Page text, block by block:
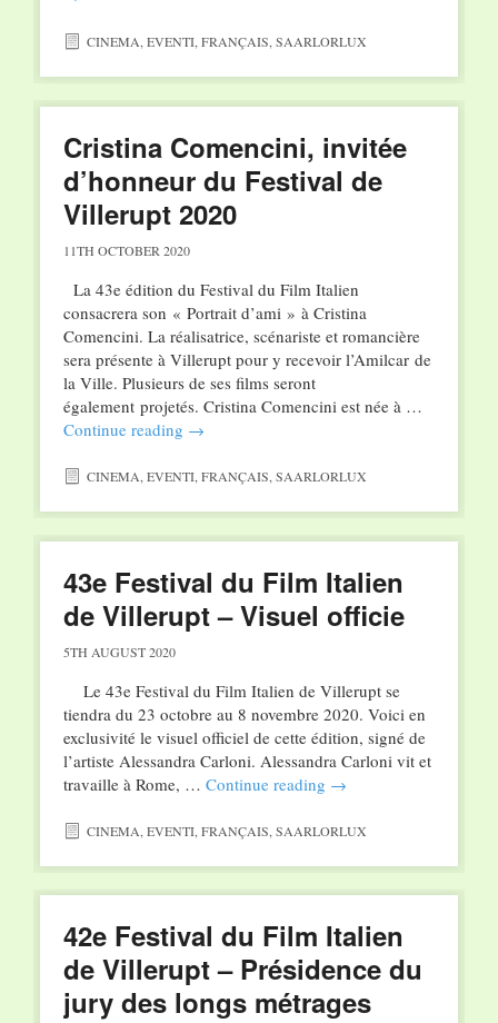
CINEMA,EVENTI,FRANÇAIS,SAARLORLUX
Cristina Comencini, invitée
d’honneur du Festival de
Villerupt 2020
11TH OCTOBER 2020
La 43e édition du Festival du Film Italien
consacrera son « Portrait d’ami » à Cristina
Comencini. La réalisatrice, scénariste et romancière
sera présente à Villerupt pour y recevoir l’Amilcar de
la Ville. Plusieurs de ses films seront
également projetés. Cristina Comencini est née à …
Continue reading →
CINEMA EVENTI, FRANÇAIS SAARLORLUX
43e Festival du Film Italien
de Villerupt – Visuel officie
5TH AUGUST 2020
Le 43e Festival du Film Italien de Villerupt se
tiendra du 23 octobre au 8 novembre 2020. Voici en
exclusivité le visuel officiel de cette édition, signé de
l’artiste Alessandra Carloni. Alessandra Carloni vit et
travaille à Rome, … Continue reading →
CINEMA EVENTI, FRANÇAIS SAARLORLUX
42e Festival du Film Italien
de Villerupt – Présidence du
jury des longs métrages